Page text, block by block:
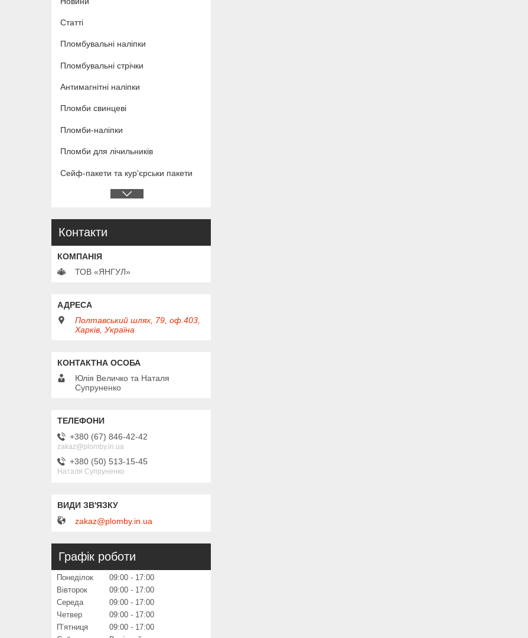
Статті
Пломбувальні наліпки
Пломбувальні стрічки
Антимагнітні наліпки
Пломби свинцеві
Пломби-наліпки
Пломби для лічильників
Сейф-пакети та кур'єрськи пакети
Контакти
ТОВ «ЯНГУЛ»
Полтавський шлях, 79, оф.403,
Харків, Україна
Юлія Величко та Наталя
Супруненко
+380 (67) 846-42-42
zakaz@plomby.in.ua
+380 (50) 513-15-45
Наталя Супруненко
zakaz@plomby.in.ua
Графік роботи
Понеділок 09:00
17:00
Вівторок
09:00
17:00
Середа
09:00
17:00
Четвер
09:00
17:00
Пʼятниця
09:00
17:00